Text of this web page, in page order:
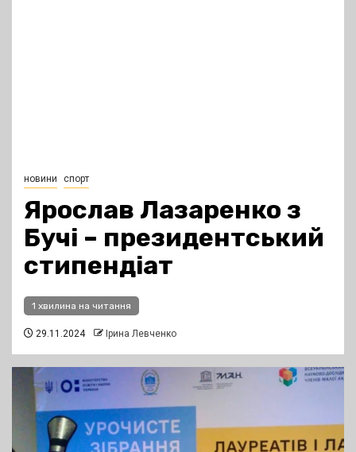
новини спорт
Ярослав Лазаренко з
Бучі – президентський
стипендіат
1 хвилина на читання
29.11.2024 Ірина Левченко